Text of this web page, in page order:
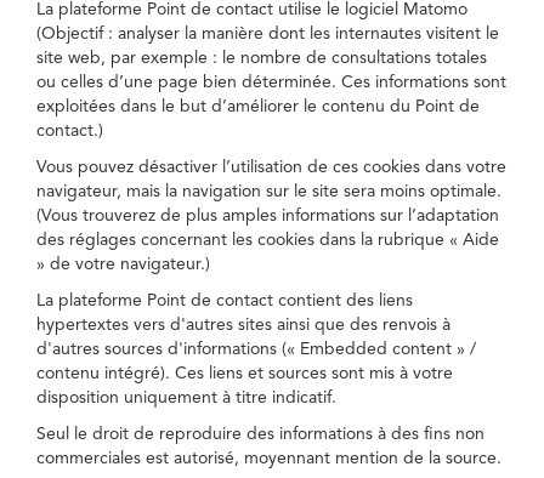
La plateforme Point de contact utilise le logiciel Matomo
(Objectif : analyser la manière dont les internautes visitent le
site web, par exemple : le nombre de consultations totales
ou celles d’une page bien déterminée. Ces informations sont
exploitées dans le but d’améliorer le contenu du Point de
contact.)
Vous pouvez désactiver l’utilisation de ces cookies dans votre
navigateur, mais la navigation sur le site sera moins optimale.
(Vous trouverez de plus amples informations sur l’adaptation
des réglages concernant les cookies dans la rubrique « Aide
» de votre navigateur.)
La plateforme Point de contact contient des liens
hypertextes vers d'autres sites ainsi que des renvois à
d'autres sources d'informations (« Embedded content » /
contenu intégré). Ces liens et sources sont mis à votre
disposition uniquement à titre indicatif.
Seul le droit de reproduire des informations à des fins non
commerciales est autorisé, moyennant mention de la source.